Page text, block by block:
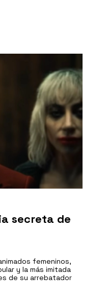
secreta de
femeninos,
y la más imitada
de su arrebatador